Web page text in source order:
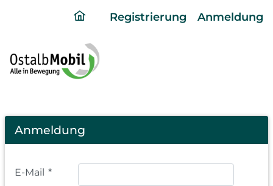
ding
page
Registrierung Anmeldung
Login
Anmeldung
E-Mail *